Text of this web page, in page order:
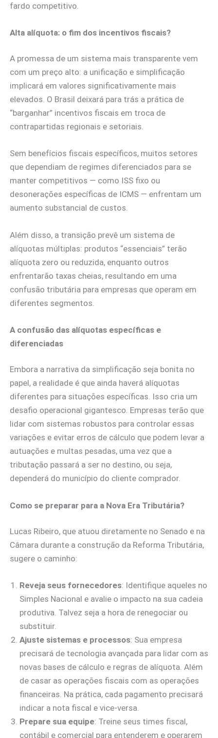
fardo competitivo.
Alta alíquota: o fim dos incentivos fiscais?
A promessa de um sistema mais transparente vem
com um preço alto: a unificação e simplificação
implicará em valores significativamente mais
elevados. O Brasil deixará para trás a prática de
“barganhar” incentivos fiscais em troca de
contrapartidas regionais e setoriais.
Sem benefícios fiscais específicos, muitos setores
que dependiam de regimes diferenciados para se
manter competitivos — como ISS fixo ou
desonerações específicas de ICMS — enfrentam um
aumento substancial de custos.
Além disso, a transição prevê um sistema de
alíquotas múltiplas: produtos “essenciais” terão
alíquota zero ou reduzida, enquanto outros
enfrentarão taxas cheias, resultando em uma
confusão tributária para empresas que operam em
diferentes segmentos.
A confusão das alíquotas específicas e
diferenciadas
Embora a narrativa da simplificação seja bonita no
papel, a realidade é que ainda haverá alíquotas
diferentes para situações específicas. Isso cria um
desafio operacional gigantesco. Empresas terão que
lidar com sistemas robustos para controlar essas
variações e evitar erros de cálculo que podem levar a
autuações e multas pesadas, uma vez que a
tributação passará a ser no destino, ou seja,
dependerá do município do cliente comprador.
Como se preparar para a Nova Era Tributária?
Lucas Ribeiro, que atuou diretamente no Senado e na
Câmara durante a construção da Reforma Tributária,
sugere o caminho:
Reveja seus fornecedores: Identifique aqueles no
Simples Nacional e avalie o impacto na sua cadeia
produtiva. Talvez seja a hora de renegociar ou
substituir.
Ajuste sistemas e processos: Sua empresa
precisará de tecnologia avançada para lidar com as
novas bases de cálculo e regras de alíquota. Além
de casar as operações fiscais com as operações
financeiras. Na prática, cada pagamento precisará
indicar a nota fiscal e vice-versa.
Prepare sua equipe: Treine seus times fiscal,
contábil e comercial para entenderem e operarem